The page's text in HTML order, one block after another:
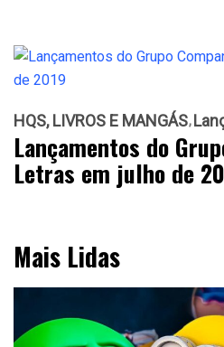
HQS, LIVROS E MANGÁS
Lançamentos do
Letras em julho de
Mais Lidas